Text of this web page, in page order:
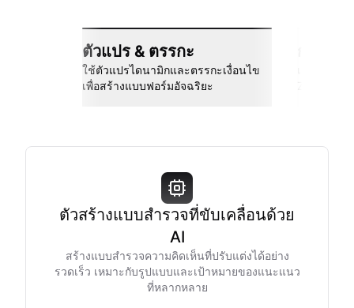
ตัวแปร & ตรรกะ
ใช้ตัวแปรไดนามิกและตรรกะเงื่อนไข
เพื่อสร้างแบบฟอร์มอัจฉริยะ
ตัวสร้างแบบสำรวจที่ขับเคลื่อนด้วย
AI
สร้างแบบสำรวจความคิดเห็นที่ปรับแต่งได้อย่าง
รวดเร็ว เหมาะกับรูปแบบและเป้าหมายของแนะแนว
ที่หลากหลาย